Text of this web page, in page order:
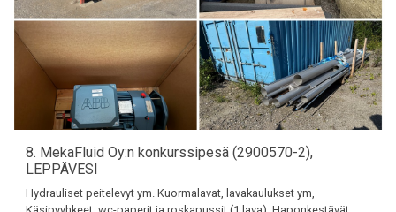
8. MekaFluid Oy:n konkurssipesä (2900570-2),
LEPPÄVESI
Hydrauliset peitelevyt ym. Kuormalavat, lavakaulukset ym,